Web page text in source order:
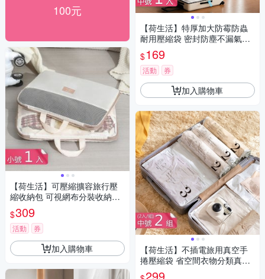
100元
【荷生活】可壓縮擴容旅行壓
縮收納包 可視網布分裝收納按
壓排氣整理包-小號1入組
$309
活動 券
加入購物車
【荷生活】特厚加大防霉防蟲
耐用壓縮袋 密封防塵不漏氣真
空壓縮收納袋-中號1入組
$169
活動 券
加入購物車
【荷生活】不插電旅用真空手
捲壓縮袋 省空間衣物分類真空
收納袋-中號2組四入組